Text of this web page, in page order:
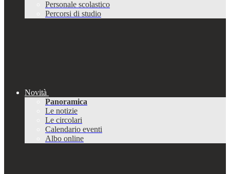
Personale scolastico
Percorsi di studio
Novità
Panoramica
Le notizie
Le circolari
Calendario eventi
Albo online